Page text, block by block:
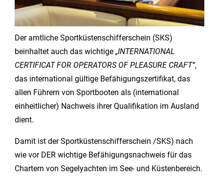
Der amtliche Sportküstenschifferschein (SKS)
beinhaltet auch das wichtige „INTERNATIONAL
CERTIFICAT FOR OPERATORS OF PLEASURE CRAFT”,
das international gültige Befähigungszertifikat, das
allen Führern von Sportbooten als (international
einheitlicher) Nachweis ihrer Qualifikation im Ausland
dient.
Damit ist der Sportküstenschifferschein /SKS) nach
wie vor DER wichtige Befähigungsnachweis für das
Chartern von Segelyachten im See- und Küstenbereich.